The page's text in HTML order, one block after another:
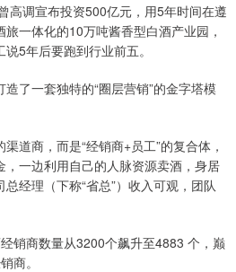
高调宣布投资500亿元，用5年时间在遵
一体化的10万吨酱香型白酒产业园，
5年后要跑到行业前五。
了一套独特的“圈层营销”的金字塔模
道商，而是“经销商+员工”的复合体，
一边利用自己的人脉资源卖酒，身居
经理（下称“省总”）收入可观，团队
销商数量从3200个飙升至4883 个，巅
商。